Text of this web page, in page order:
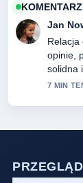
Jan
Relacja
opinie,
solidna
7 MIN